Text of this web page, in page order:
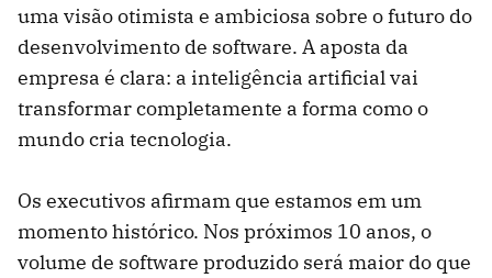
uma visão otimista e ambiciosa sobre o futuro do
desenvolvimento de software. A aposta da
empresa é clara: a inteligência artificial vai
transformar completamente a forma como o
mundo cria tecnologia.
Os executivos afirmam que estamos em um
momento histórico. Nos próximos 10 anos, o
volume de software produzido será maior do que